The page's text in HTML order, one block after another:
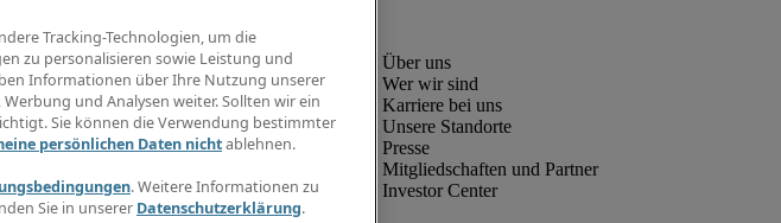
Center
Wer wir sind
Karriere bei uns
Unsere Standorte
Presse
Mitgliedschaften und Partner
Investor Center
Tracking-Technologien, um die
zu personalisieren sowie Leistung und
Informationen über Ihre Nutzung unserer
und Analysen weiter. Sollten wir ein
Sie können die Verwendung bestimmter
persönlichen Daten nichtablehnen.
. Weitere Informationen zu
Sie in unserer Datenschutzerklärung.